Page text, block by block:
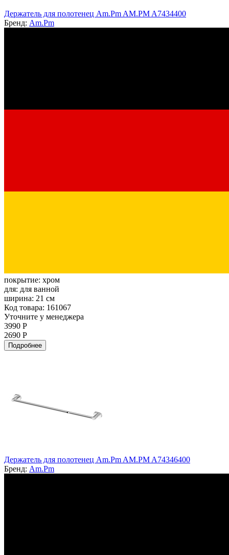
Держатель для полотенец Am.Pm AM.PM A7434400
Бренд: Am.Pm
покрытие: хром
для: для ванной
ширина: 21 см
Код товара: 161067
Уточните у менеджера
3990 Р
2690 Р
Подробнее
Держатель для полотенец Am.Pm AM.PM A74346400
Бренд: Am.Pm